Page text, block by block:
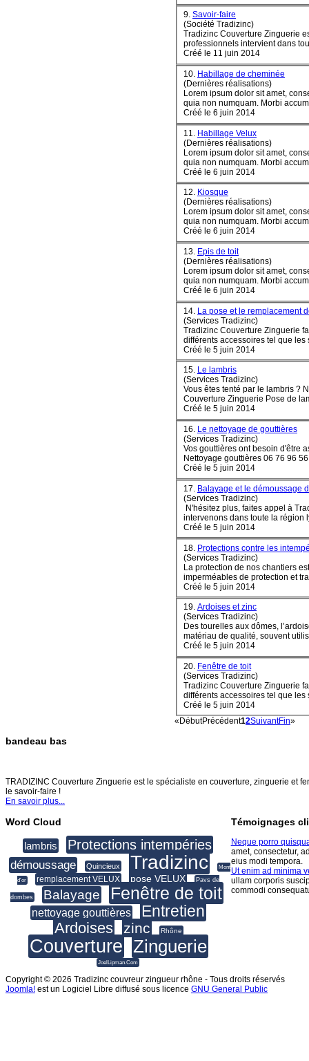
9. Savoir-faire
(Société Tradizinc)
Tradizinc Couverture Zinguerie
professionnels intervient dans
Créé le 11 juin 2014
10. Habillage de cheminée
(Dernières réalisations)
Lorem ipsum dolor sit amet,
quia non
Créé le 6 juin 2014
11. Habillage Velux
(Dernières réalisations)
Lorem ipsum dolor sit amet,
quia non
Créé le 6 juin 2014
12. Kiosque
(Dernières réalisations)
Lorem ipsum dolor sit amet,
quia non
Créé le 6 juin 2014
13. Epis de toit
(Dernières réalisations)
Lorem ipsum dolor sit amet,
quia non
Créé le 6 juin 2014
14. La pose et le remplacement
(Services Tradizinc)
Tradizinc Couverture Zinguerie
différents accessoires tel que les
Créé le 5 juin 2014
15. Le lambris
(Services Tradizinc)
Couverture
Créé le 5 juin 2014
16. Le nettoyage de gouttières
(Services Tradizinc)
Créé le 5 juin 2014
17. Balayage et le démoussage
(Services Tradizinc)
N'hésitez plus, faites appel à
Créé le 5 juin 2014
18. Protections contre les
(Services Tradizinc)
La protection de nos chantiers
imperméables de protection et
Créé le 5 juin 2014
19. Ardoises et zinc
(Services Tradizinc)
Des tourelles aux dômes,
Créé le 5 juin 2014
20. Fenêtre de toit
(Services Tradizinc)
Tradizinc Couverture Zinguerie
différents accessoires tel que les
Créé le 5 juin 2014
« DébutPrécédent12SuivantFin»
bandeau bas
TRADIZINC Couverture Zinguerie est le spécialiste en couverture, zinguerie et
le savoir-faire !
En savoir plus...
Word Cloud
lambris Protections intempéries
démoussage Quincieux Tradizinc Mont
d'or remplacement VELUX pose VELUX Pays de
dombes Balayage Fenêtre de toit
nettoyage gouttières Entretien
Ardoises zinc Rhône
Couverture Zinguerie
JoelLipman.Com
Témoignages
Neque porro
amet, consectetur,
eius modi tempora.
Ut enim ad minima
ullam corporis
commodi
Copyright © 2026 Tradizinc couvreur zingueur rhône - Tous droits réservés
Joomla! est un Logiciel Libre diffusé sous licence GNU General Public